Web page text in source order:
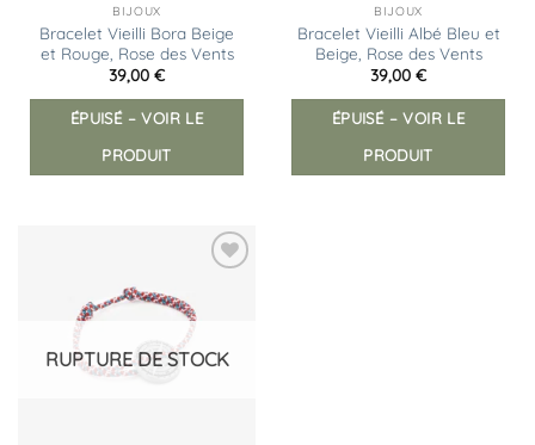
BIJOUX
Bracelet Vieilli Bora Beige
et Rouge, Rose des Vents
39,00 €
ÉPUISÉ – VOIR LE
PRODUIT
BIJOUX
Bracelet Vieilli Albé Bleu et
Beige, Rose des Vents
39,00 €
ÉPUISÉ – VOIR LE
PRODUIT
RUPTURE DE STOCK